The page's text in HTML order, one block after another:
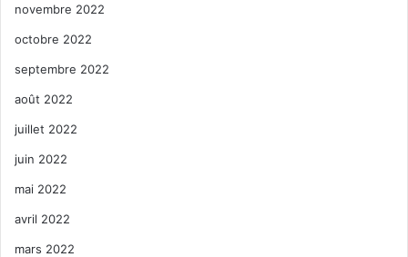
novembre 2022
octobre 2022
septembre 2022
août 2022
juillet 2022
juin 2022
mai 2022
avril 2022
mars 2022